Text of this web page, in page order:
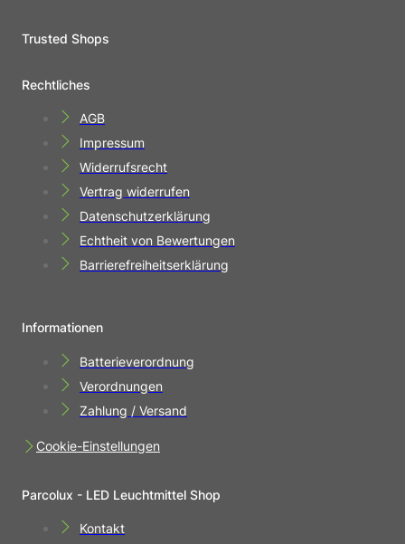
Trusted Shops
Rechtliches
AGB
Impressum
Widerrufsrecht
Vertrag widerrufen
Datenschutzerklärung
Echtheit von Bewertungen
Barrierefreiheitserklärung
Informationen
Batterieverordnung
Verordnungen
Zahlung / Versand
Cookie-Einstellungen
Parcolux - LED Leuchtmittel Shop
Kontakt